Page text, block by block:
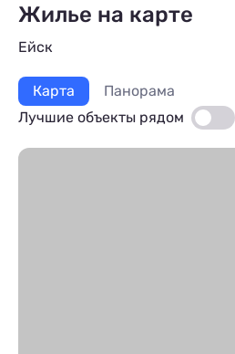
Жилье на карте
Ейск
Карта
Панорама
Лучшие объекты рядом